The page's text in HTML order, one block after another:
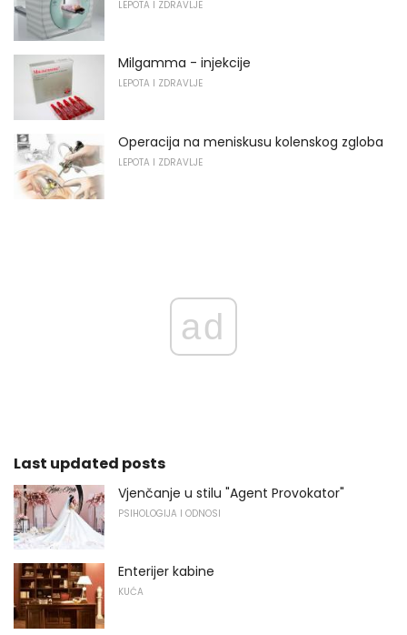
LEPOTA I ZDRAVLJE
Milgamma - injekcije
LEPOTA I ZDRAVLJE
Operacija na meniskusu kolenskog zgloba
LEPOTA I ZDRAVLJE
ad
Last updated posts
Vjenčanje u stilu "Agent Provokator"
PSIHOLOGIJA I ODNOSI
Enterijer kabine
KUĆA